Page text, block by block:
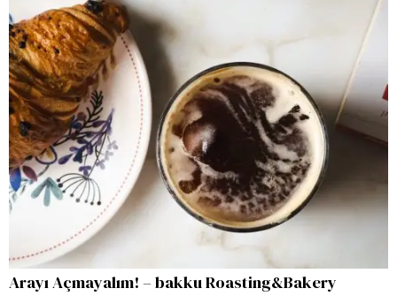
Arayı Açmayalım! – bakku Roasting&Bakery